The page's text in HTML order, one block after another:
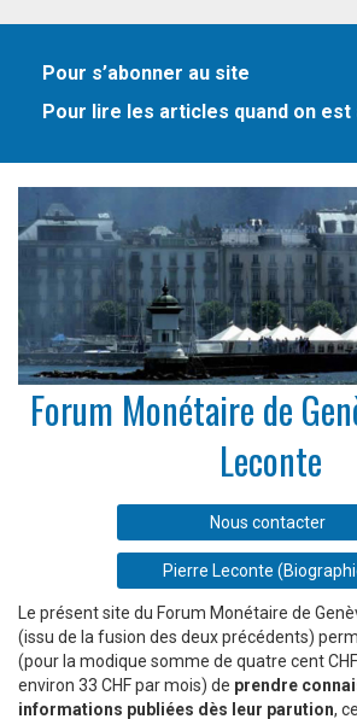
Pour s’abonner au site
Pour lire les articles quand on est
Forum Monétaire de
Leconte
Nous contacter
Pierre Leconte
Le présent site du Forum Monétaire de
(issu de la fusion des deux précédents)
(pour la modique somme de quatre cent
environ 33 CHF par mois) de prendre
informations publiées dès leur parution,